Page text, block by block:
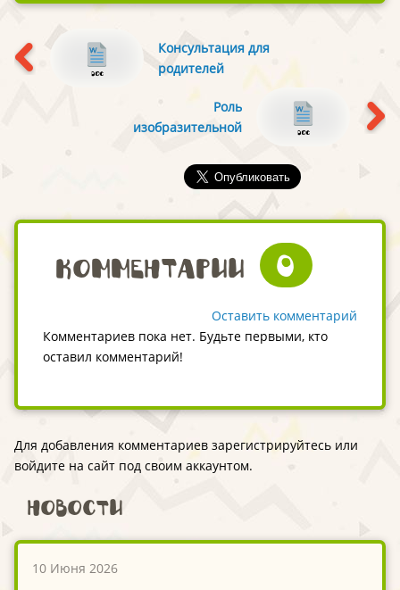
Консультация для
родителей
семейных прогулок»
Роль
изобразительной
развитии
дошкольников
Комментарии 0
Оставить комментарий
Комментариев пока нет. Будьте первыми, кто
оставил комментарий!
Для добавления комментариев зарегистрируйтесь или
войдите на сайт под своим аккаунтом.
Новости
10 Июня 2026